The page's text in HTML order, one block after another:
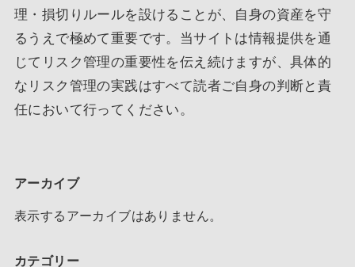
理・損切りルールを設けることが、自身の資産を守
るうえで極めて重要です。当サイトは情報提供を通
じてリスク管理の重要性を伝え続けますが、具体的
なリスク管理の実践はすべて読者ご自身の判断と責
任において行ってください。
アーカイブ
表示するアーカイブはありません。
カテゴリー